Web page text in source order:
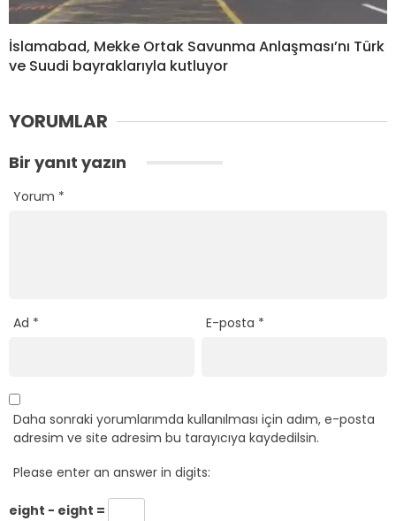
İslamabad, Mekke Ortak Savunma Anlaşması’nı Türk
ve Suudi bayraklarıyla kutluyor
YORUMLAR
Bir yanıt yazın
Yorum *
Ad * E-posta *
Daha sonraki yorumlarımda kullanılması için adım, e-posta
adresim ve site adresim bu tarayıcıya kaydedilsin.
Please enter an answer in digits:
eight − eight =